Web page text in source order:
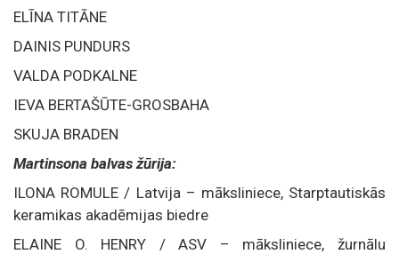
ELĪNA TITĀNE
DAINIS PUNDURS
VALDA PODKALNE
IEVA BERTAŠŪTE-GROSBAHA
SKUJA BRADEN
Martinsona balvas žūrija:
ILONA ROMULE / Latvija – māksliniece, Starptautiskās
keramikas akadēmijas biedre
ELAINE O. HENRY / ASV – māksliniece, žurnālu